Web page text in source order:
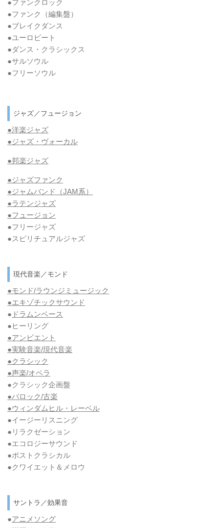
●ファンクロック
●ファンク
（編集盤）
●ブレイクダンス
●ユーロビート
●ダンス・クラシックス
●サルソウル
●フリーソウル
ジャズ／フュージョン
●洋楽ジャズ
●ジャズ・ヴォーカル
●邦楽ジャズ
●ジャズファンク
●ジャムバンド（JAM系）
●ラテンジャズ
●フュージョン
●フリージャズ
●スピリチュアルジャズ
現代音楽／モンド
●モンド/ラウンジミュージック
●エキゾチックサウンド
● ドラムンベース
●ヒーリング
●アンビエント
●実験音楽/現代音楽
●クラシック
●声楽/オペラ
●クラシック企画盤
●バロック/古楽
●ウィンダムヒル・レーベル
●イージーリスニング
●リラクゼーション
●エコロジーサウンド
●ポストクラシカル
●クワイエット＆メロウ
サントラ／効果音
●アニメソング